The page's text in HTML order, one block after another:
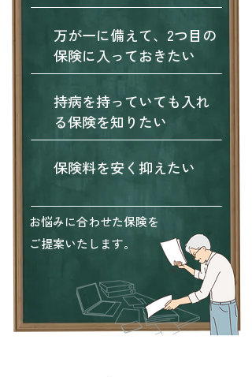
​お悩みに合わせた保険を
ご提案いたします。
万が一に備えて、2つ目の
保険に入っておきたい
持病を持っていても入れ
る保険を知りたい
保険料を安く抑えたい